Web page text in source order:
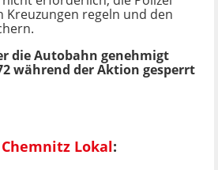
Kreuzungen regeln und den
die Autobahn genehmigt
während der Aktion gesperrt
Chemnitz Lokal: